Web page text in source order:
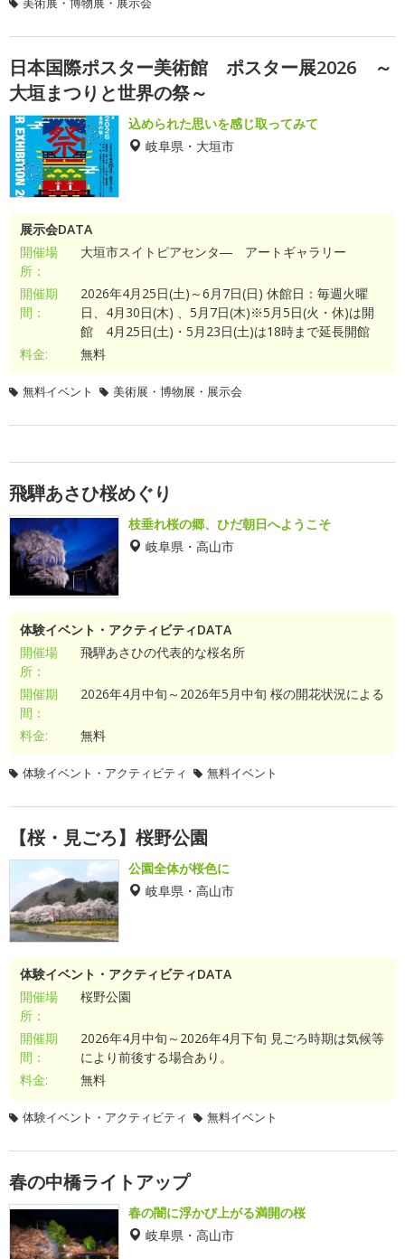
日本国際ポスター美術館 ポスター展2026 ～
大垣まつりと世界の祭～
込められた思いを感じ取ってみて
岐阜県・大垣市
展示会DATA
開催場
所：
大垣市スイトピアセンタ― アートギャラリー
開催期
間：
2026年4月25日(土)～6月7日(日) 休館日：毎週火曜
日、4月30日(木) 、5月7日(木)※5月5日(火・休)は開
館 4月25日(土)・5月23日(土)は18時まで延長開館
料金:
無料
無料イベント 美術展・博物展・展示会
飛騨あさひ桜めぐり
枝垂れ桜の郷、ひだ朝日へようこそ
岐阜県・高山市
体験イベント・アクティビティDATA
開催場
所：
飛騨あさひの代表的な桜名所
開催期
間：
2026年4月中旬～2026年5月中旬 桜の開花状況による
料金: 無料
体験イベント・アクティビティ 無料イベント
【桜・見ごろ】桜野公園
公園全体が桜色に
岐阜県・高山市
体験イベント・アクティビティDATA
開催場
所：
桜野公園
開催期
間：
2026年4月中旬～2026年4月下旬 見ごろ時期は気候等
により前後する場合あり。
料金:
無料
体験イベント・アクティビティ 無料イベント
春の中橋ライトアップ
春の闇に浮かび上がる満開の桜
岐阜県・高山市